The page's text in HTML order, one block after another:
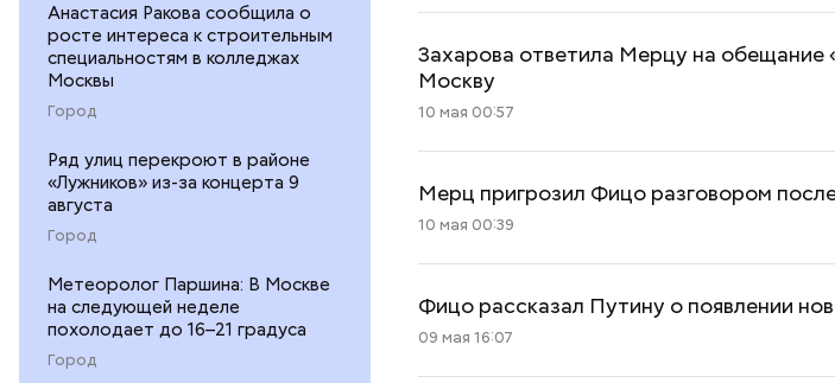
Анастасия Ракова сообщила о
росте интереса к строительным
специальностям в колледжах
Москвы
Город
Ряд улиц перекроют в районе
«Лужников» из-за концерта 9
августа
Город
Метеоролог Паршина: В Москве
на следующей неделе
похолодает до 16–21 градуса
Город
Захарова ответила Мерцу на обещание
Москву
10 мая 00:57
Мерц пригрозил Фицо разговором
10 мая 00:39
Фицо рассказал Путину о появлении
09 мая 16:07